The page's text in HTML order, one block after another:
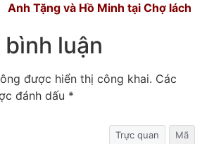
Hồ Minh tại Chợ lách
luận
được hiển thị công khai. Các
đánh dấu *
Trực quan Mã